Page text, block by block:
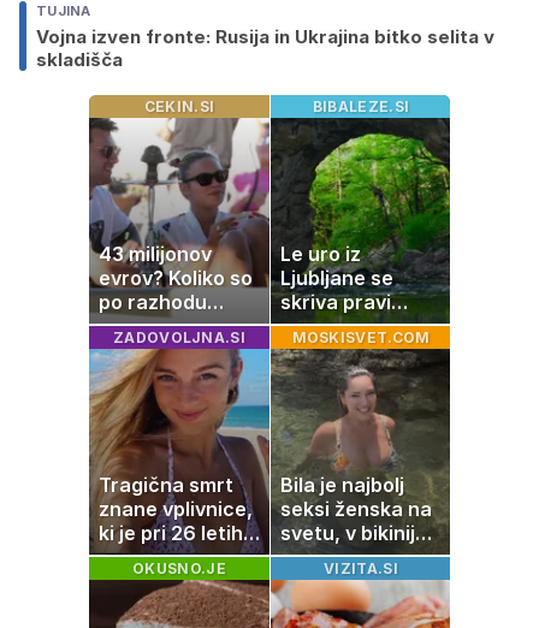
TUJINA
Vojna izven fronte: Rusija in Ukrajina bitko selita v
skladišča
CEKIN.SI
43 milijonov
evrov? Koliko so
po razhodu
zahtevale ali
prejele
partnerice
športnih
zvezdnikov
BIBALEZE.SI
Le uro iz
Ljubljane se
skriva pravi
naravni čudež:
izlet, ki bo
navdušil otroke
ZADOVOLJNA.SI
Tragična smrt
znane vplivnice,
ki je pri 26 letih
izgubila boj z
boleznijo
MOSKISVET.COM
Bila je najbolj
seksi ženska na
svetu, v bikiniju
znova navdušila
OKUSNO.JE VIZITA.SI